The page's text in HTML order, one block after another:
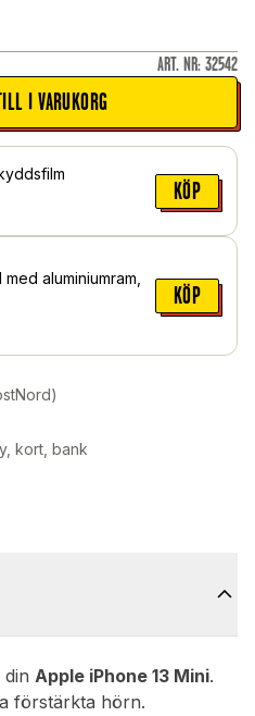
ART. NR: 32542
I VARUKORG
KÖP
aluminiumram,
KÖP
kort, bank
dinApple iPhone 13 Mini.
förstärkta hörn.